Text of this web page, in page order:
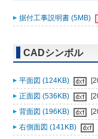
据付工事説明書 (5MB)
CADシンボル
平面図 (124KB)
正面図 (536KB)
背面図 (196KB)
右側面図 (141KB)